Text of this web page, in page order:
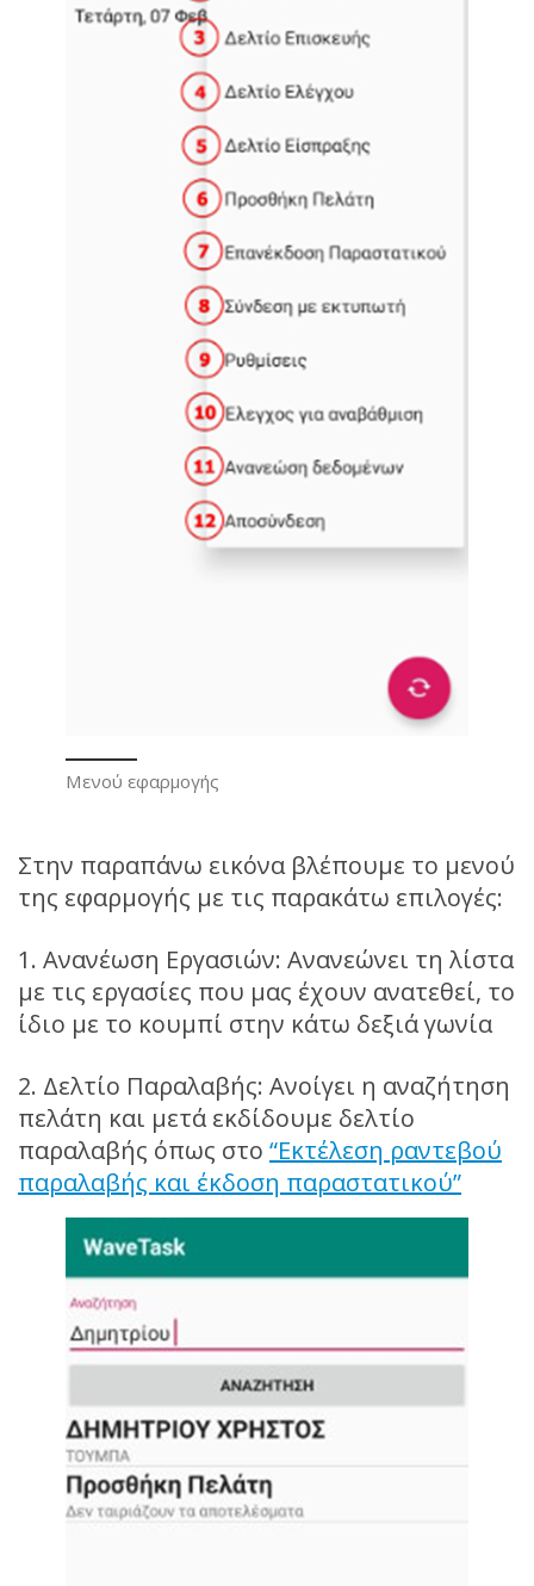
Μενού εφαρμογής
Στην παραπάνω εικόνα βλέπουμε το μενού
της εφαρμογής με τις παρακάτω επιλογές:
1. Ανανέωση Εργασιών: Ανανεώνει τη λίστα
με τις εργασίες που μας έχουν ανατεθεί, το
ίδιο με το κουμπί στην κάτω δεξιά γωνία
2. Δελτίο Παραλαβής: Ανοίγει η αναζήτηση
πελάτη και μετά εκδίδουμε δελτίο
παραλαβής όπως στο “Εκτέλεση ραντεβού
παραλαβής και έκδοση παραστατικού”